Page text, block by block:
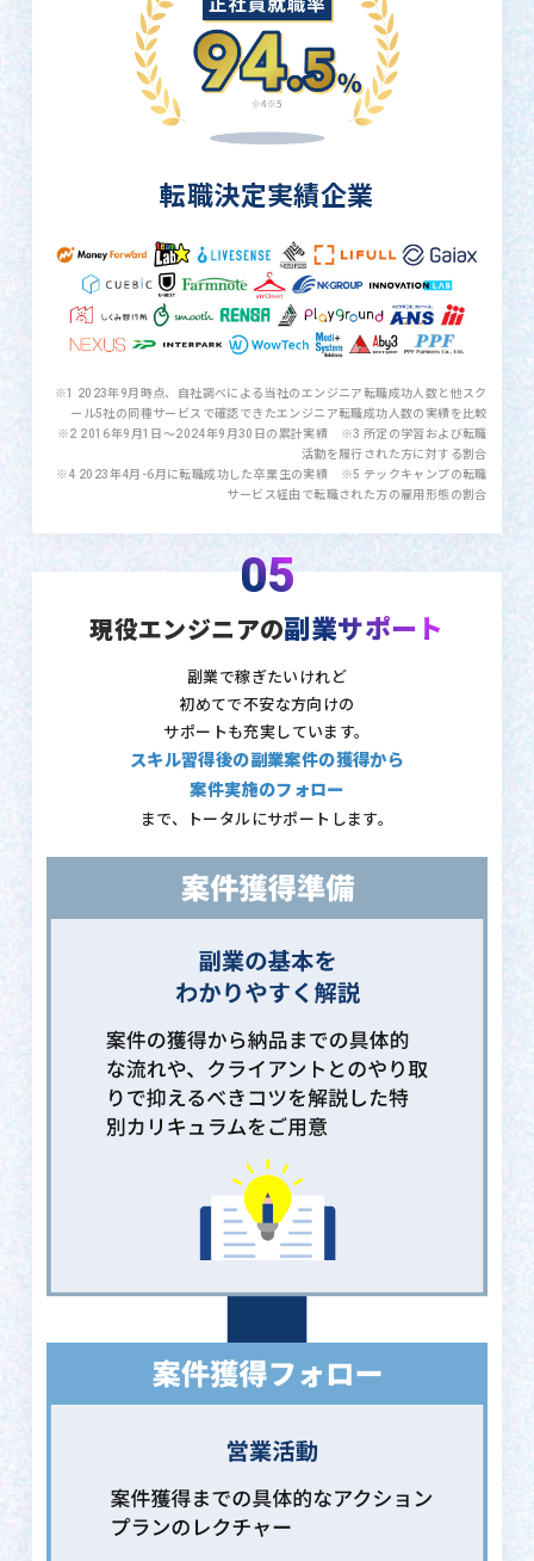
転職決定実績企業
※1 2023年9月時点、自社調べによる当社のエンジニア転職成功人数と他スク
ール5社の同種サービスで確認できたエンジニア転職成功人数の実績を比較
※2 2016年9月1日〜2024年9月30日の累計実績 ※3 所定の学習および転職
活動を履行された方に対する割合
※4 2023年4月-6月に転職成功した卒業生の実績 ※5 テックキャンプの転職
サービス経由で転職された方の雇用形態の割合
05
現役エンジニアの副業サポート
副業で稼ぎたいけれど
初めてで不安な方向けの
サポートも充実しています。
スキル習得後の副業案件の獲得から
案件実施のフォロー
まで、トータルにサポートします。